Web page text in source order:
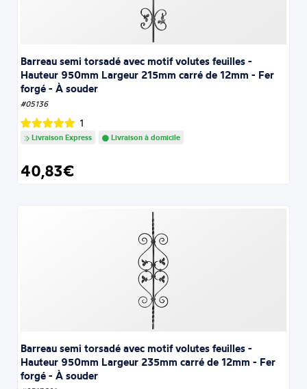
Barreau semi torsadé avec motif volutes feuilles -
Hauteur 950mm Largeur 215mm carré de 12mm - Fer
forgé - À souder
#05136
1
Livraison Express Livraison à domicile
40,83€
Barreau semi torsadé avec motif volutes feuilles -
Hauteur 950mm Largeur 235mm carré de 12mm - Fer
forgé - À souder